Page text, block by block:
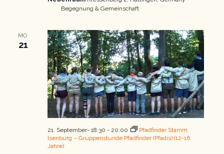
Begegnung & Gemeinschaft
MO.
21
21. September- 18:30 - 20:00
Pfadfinder Stamm
Isenburg – Gruppenstunde Pfadfinder (Pfadis) (12-16
Jahre)